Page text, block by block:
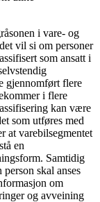
i vare- og
vil si om personer
som ansatt i
gjennomført flere
i flere
kan være
som utføres med
at varebilsegmentet
en
Samtidig
skal anses
om
og avveining